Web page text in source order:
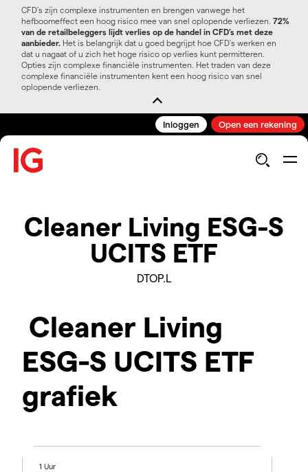
CFD’s zijn complexe instrumenten en brengen vanwege het
hefboomeffect een hoog risico mee van snel oplopende verliezen. 72%
van de retailbeleggers lijdt verlies op de handel in CFD’s met deze
aanbieder. Het is belangrijk dat u goed begrijpt hoe CFD's werken en
dat u nagaat of u zich het hoge risico op verlies kunt permitteren.
Opties zijn complexe financiële instrumenten. Het traden van deze
complexe financiële instrumenten kent een hoog risico van snel
oplopende verliezen.
Inloggen Open een rekening
Cleaner Living ESG-S
UCITS ETF
DTOP.L
Cleaner Living
ESG-S UCITS ETF
grafiek
1 Uur